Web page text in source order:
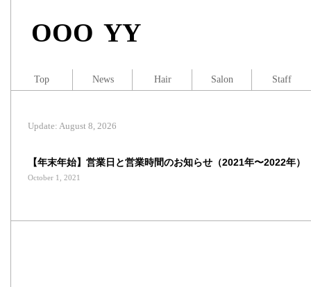
OOO YY
【年末年始】営業日と営業時間のお知らせ（2021年〜2022年）
October 1, 2021
Update: August 8, 2026
Top News Hair Salon Staff